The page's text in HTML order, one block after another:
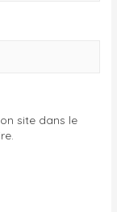
site dans le